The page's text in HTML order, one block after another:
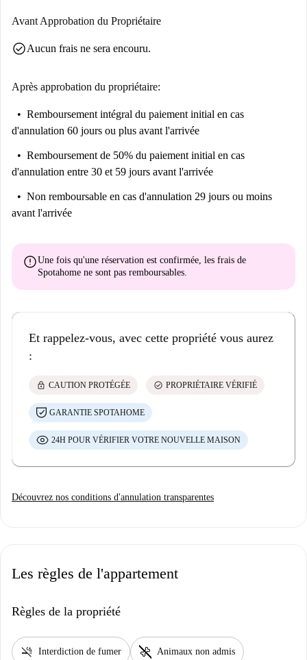
Avant Approbation du Propriétaire
check_circleAucun frais ne sera encouru.
Après approbation du propriétaire:
Remboursement intégral du paiement initial en cas
d'annulation 60 jours ou plus avant l'arrivée
Remboursement de 50% du paiement initial en cas
d'annulation entre 30 et 59 jours avant l'arrivée
Non remboursable en cas d'annulation 29 jours ou moins
avant l'arrivée
errorUne fois qu'une réservation est confirmée, les frais de
Spotahome ne sont pas remboursables
Et rappelez-vous, avec cette propriété vous aurez
:
lock CAUTION PROTÉGÉE check_circle PROPRIÉTAIRE VÉRIFIÉ
GARANTIE SPOTAHOME
24H POUR VÉRIFIER VOTRE NOUVELLE MAISON
Découvrez nos conditions d'annulation transparentes
Les règles de l'appartement
Règles de la propriété
smoke_free Interdiction de fumer pet_supplies Animaux non admis